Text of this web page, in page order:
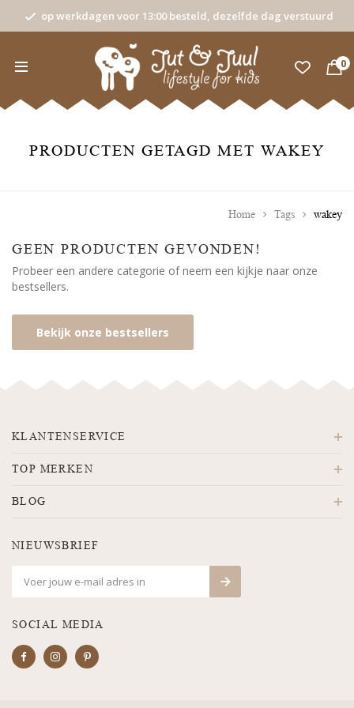
op werkdagen voor 13:00 besteld, dezelfde dag verstuurd
0
PRODUCTEN GETAGD MET WAKEY
Home Tags wakey
GEEN PRODUCTEN GEVONDEN!
Probeer een andere categorie of neem een kijkje naar onze
bestsellers.
Bekijk onze bestsellers
KLANTENSERVICE
TOP MERKEN
BLOG
NIEUWSBRIEF
SOCIAL MEDIA